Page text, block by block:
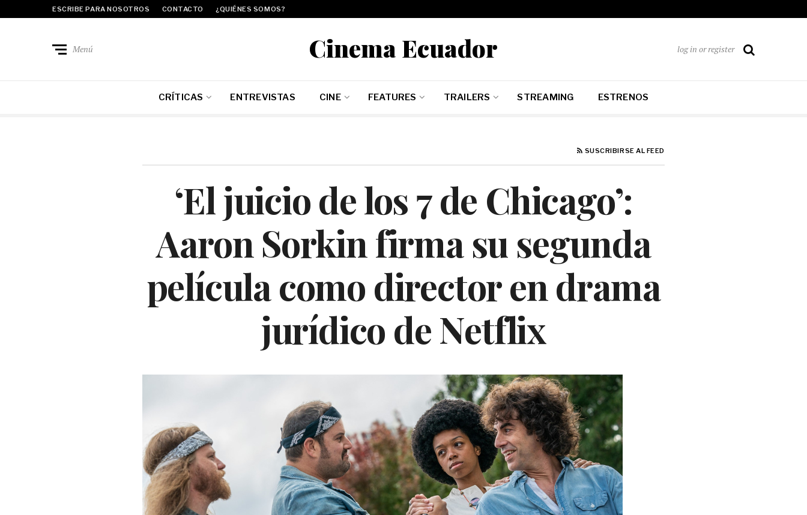
ESCRIBE PARA NOSOTROS CONTACTO ¿QUIÉNES SOMOS?
Cinema Ecuador
Menú log in or register
CRÍTICAS ENTREVISTAS CINE FEATURES TRAILERS STREAMING ESTRENOS
SUSCRIBIRSE AL FEED
‘El juicio de los 7 de Chicago’:
Aaron Sorkin firma su segunda
película como director en drama
jurídico de Netflix